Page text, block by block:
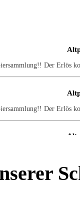
Der Erlös
Der Erlös